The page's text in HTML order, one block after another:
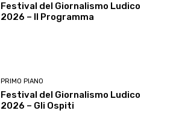
Festival del Giornalismo Ludico
2026 – Il Programma
PRIMO PIANO
Festival del Giornalismo Ludico
2026 – Gli Ospiti